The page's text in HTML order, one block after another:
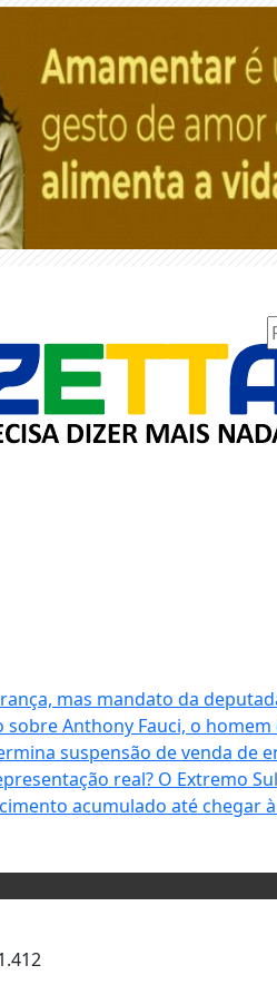
mas mandato da
Anthony Fauci, o homem
suspensão de venda de
real? O Extremo
acumulado até chegar